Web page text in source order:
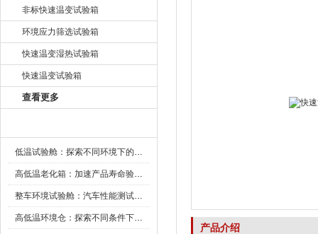
非标快速温变试验箱
环境应力筛选试验箱
快速温变湿热试验箱
快速温变试验箱
查看更多
低温试验舱：探索不同环境下的科技边界
高低温老化箱：加速产品寿命验证的可靠伙伴
整车环境试验舱：汽车性能测试的设备
高低温环境仓：探索不同条件下的科学奥秘
产品介绍